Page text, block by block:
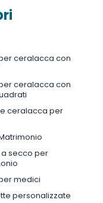
ceralacca con
ceralacca con
ceralacca per
a secco per
medici
personalizzate